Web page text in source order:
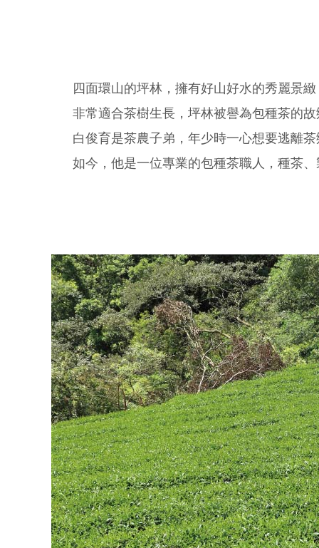
四面環山的坪林，擁有好山好水的秀麗景
非常適合茶樹生長，坪林被譽為包種茶的
白俊育是茶農子弟，年少時一心想要逃離茶
如今，他是一位專業的包種茶職人，種茶